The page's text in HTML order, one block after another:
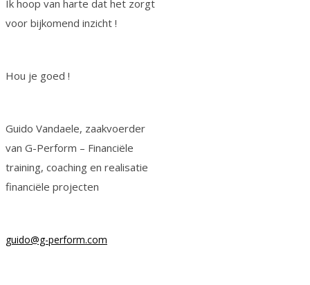
Ik hoop van harte dat het zorgt
voor bijkomend inzicht !
Hou je goed !
Guido Vandaele, zaakvoerder
van G-Perform – Financiële
training, coaching en realisatie
financiële projecten
guido@g-perform.com